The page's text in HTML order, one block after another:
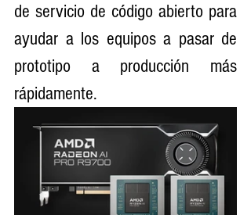
de servicio de código abierto para
ayudar a los equipos a pasar de
prototipo a producción más
rápidamente.